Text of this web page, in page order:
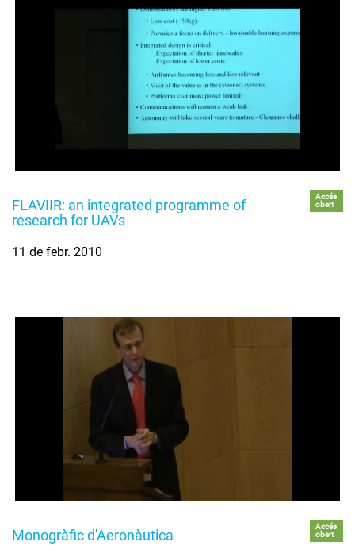
FLAVIIR: an integrated programme of
research for UAVs
Accés
obert
11 de febr. 2010
Monogràfic d'Aeronàutica
Accés
obert